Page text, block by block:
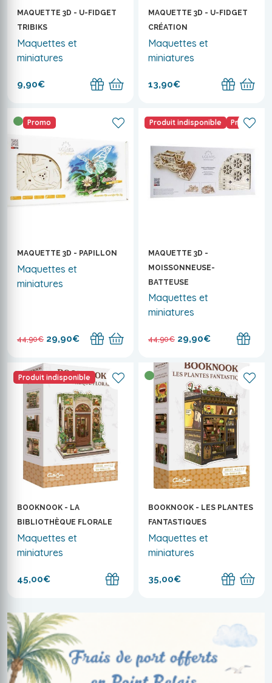
MAQUETTE 3D - U-FIDGET
TRIBIKS
Maquettes et
miniatures
9,90€
MAQUETTE 3D - U-FIDGET
CRÉATION
Maquettes et
miniatures
13,90€
Promo
MAQUETTE 3D - PAPILLON
Maquettes et
miniatures
44,90€ 29,90€
Produit indisponible Promo
MAQUETTE 3D -
MOISSONNEUSE-
BATTEUSE
Maquettes et
miniatures
44,90€ 29,90€
Produit indisponible
BOOKNOOK - LA
BIBLIOTHÈQUE FLORALE
Maquettes et
miniatures
45,00€
BOOKNOOK - LES PLANTES
FANTASTIQUES
Maquettes et
miniatures
35,00€